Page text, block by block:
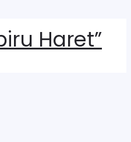
Haret”